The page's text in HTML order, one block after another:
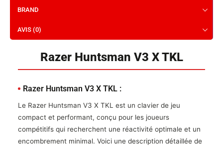
BRAND
AVIS (0)
Razer Huntsman V3 X TKL
Razer Huntsman V3 X TKL :
Le Razer Huntsman V3 X TKL est un clavier de jeu
compact et performant, conçu pour les joueurs
compétitifs qui recherchent une réactivité optimale et un
encombrement minimal. Voici une description détaillée de